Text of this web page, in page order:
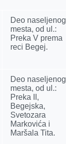
Deo naseljenog
mesta, od ul.:
Preka V prema
reci Begej.
Deo naseljenog
mesta, od ul.:
Preka II,
Begejska,
Svetozara
Markovića i
Maršala Tita.